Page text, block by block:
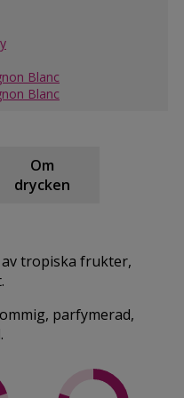
Blanc
Blanc
Om
drycken
tropiska frukter,
parfymerad,